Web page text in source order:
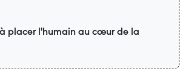
placer l'humain au cœur de la